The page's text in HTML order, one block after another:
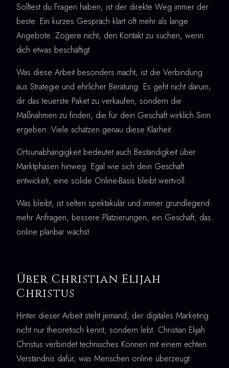
Solltest du Fragen haben, ist der direkte Weg immer der
beste. Ein kurzes Gespräch klärt oft mehr als lange
Angebote. Zögere nicht, den Kontakt zu suchen, wenn
dich etwas beschäftigt.
Was diese Arbeit besonders macht, ist die Verbindung
aus Strategie und ehrlicher Beratung. Es geht nicht darum,
dir das teuerste Paket zu verkaufen, sondern die
Maßnahmen zu finden, die für dein Geschäft wirklich Sinn
ergeben. Viele schätzen genau diese Klarheit.
Ortsunabhängigkeit bedeutet auch Beständigkeit über
Marktphasen hinweg. Egal wie sich dein Geschäft
entwickelt, eine solide Online-Basis bleibt wertvoll.
Was bleibt, ist selten spektakulär und immer grundlegend:
mehr Anfragen, bessere Platzierungen, ein Geschäft, das
online planbar wächst.
Über Christian Elijah
Christus
Hinter dieser Arbeit steht jemand, der digitales Marketing
nicht nur theoretisch kennt, sondern lebt. Christian Elijah
Christus verbindet technisches Können mit einem echten
Verständnis dafür, was Menschen online überzeugt.